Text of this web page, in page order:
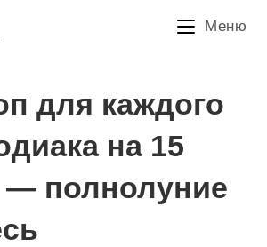
Меню
для каждого
на 15
— полнолуние